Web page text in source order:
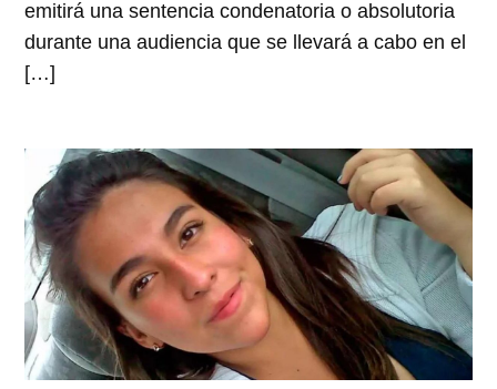
emitirá una sentencia condenatoria o absolutoria
durante una audiencia que se llevará a cabo en el
[…]